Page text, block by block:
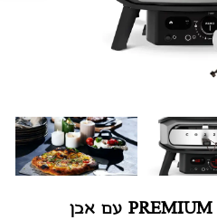
COZZE – טאבון גז 13" PREMIUM עם אבן